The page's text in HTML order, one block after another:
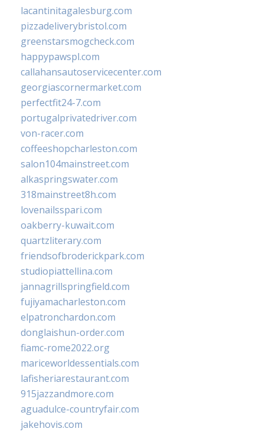
lacantinitagalesburg.com
pizzadeliverybristol.com
greenstarsmogcheck.com
happypawspl.com
callahansautoservicecenter.com
georgiascornermarket.com
perfectfit24-7.com
portugalprivatedriver.com
von-racer.com
coffeeshopcharleston.com
salon104mainstreet.com
alkaspringswater.com
318mainstreet8h.com
lovenailsspari.com
oakberry-kuwait.com
quartzliterary.com
friendsofbroderickpark.com
studiopiattellina.com
jannagrillspringfield.com
fujiyamacharleston.com
elpatronchardon.com
donglaishun-order.com
fiamc-rome2022.org
mariceworldessentials.com
lafisheriarestaurant.com
915jazzandmore.com
aguadulce-countryfair.com
jakehovis.com